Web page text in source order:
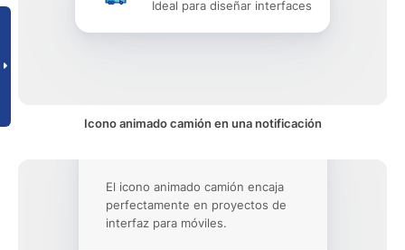
Ideal para diseñar interfaces
Icono animado camión en una notificación
El icono animado camión encaja
perfectamente en proyectos de
interfaz para móviles.